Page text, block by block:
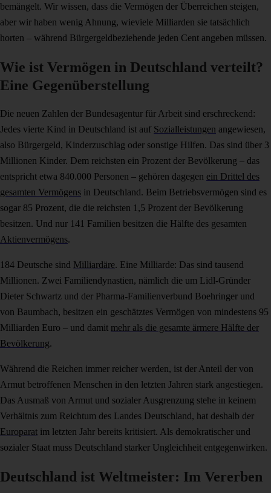
bemängelt. Wir wissen, dass die Vermögen der Überreichen steigen,
aber wir haben wenig Ahnung, wieviele Milliarden sie tatsächlich
horten – während Bürgergeldbeziehende jeden Cent angeben müssen.
Wie ist Vermögen in Deutschland verteilt?
Eine Gegenüberstellung
Die neuen Zahlen der Bundesagentur für Arbeit sind erschreckend:
Jedes vierte Kind in Deutschland ist auf Sozialleistungen angewiesen,
also Bürgergeld, Kinderzuschlag oder sonstige Hilfen. Das sind über 3
Millionen Kinder. Dem reichsten ein Prozent der Bevölkerung – das
entspricht etwa 840.000 Personen – gehören dagegen ein Drittel des
gesamten Vermögens in Deutschland. Beim Betriebsvermögen sind es
sogar 85 Prozent, die die reichsten 1,5 Prozent der Bevölkerung
besitzen. Und nur 141 Familien besitzen die Hälfte des gesamten
Aktienvermögens.
184 Deutsche sind Milliardäre. Eine Milliarde: Das sind tausend
Millionen. Zwei Familiendynastien, nämlich die um Lidl-Gründer
Dieter Schwartz und der Pharma-Familienverbund Boehringer und
von Baumbach, besitzen ein geschätztes Vermögen von mindestens 95
Milliarden Euro – und damit mehr als die gesamte ärmere Hälfte der
Bevölkerung.
Während die Reichen immer reicher werden, ist der Anteil der von
Armut betroffenen Menschen in den letzten Jahren stark angestiegen.
Das Ausmaß von Armut und sozialer Ausgrenzung stehe in keinem
Verhältnis zum Reichtum des Landes Deutschland, hat deshalb der
Europarat im letzten Jahr bereits kritisiert. Als demokratischer und
sozialer Staat muss Deutschland starker Ungleichheit entgegenwirken.
Deutschland ist Weltmeister: Im Vererben